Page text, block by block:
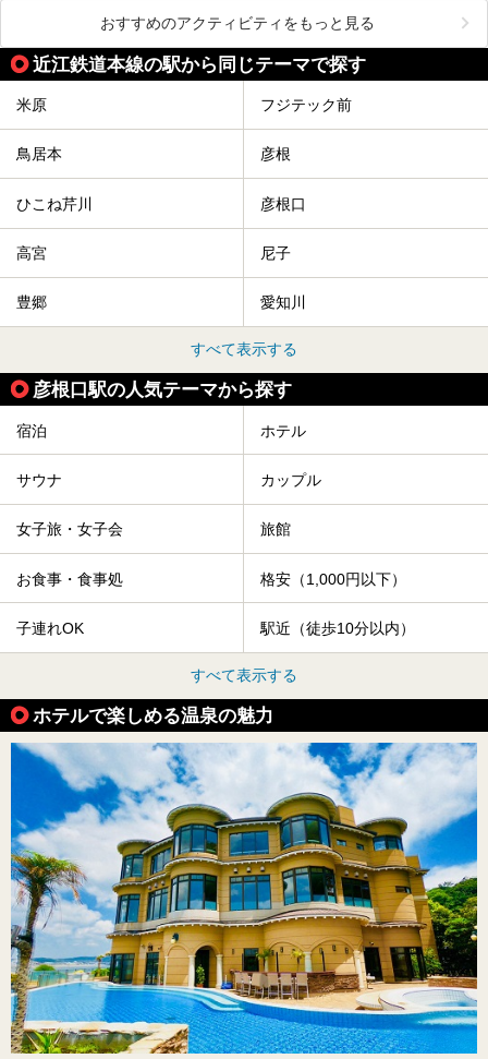
おすすめのアクティビティをもっと見る
近江鉄道本線の駅から同じテーマで探す
米原 フジテック前
鳥居本 彦根
ひこね芹川 彦根口
高宮 尼子
豊郷 愛知川
すべて表示する
彦根口駅の人気テーマから探す
宿泊 ホテル
サウナ カップル
女子旅・女子会 旅館
お食事・食事処 格安（1,000円以下）
子連れOK 駅近（徒歩10分以内）
すべて表示する
ホテルで楽しめる温泉の魅力